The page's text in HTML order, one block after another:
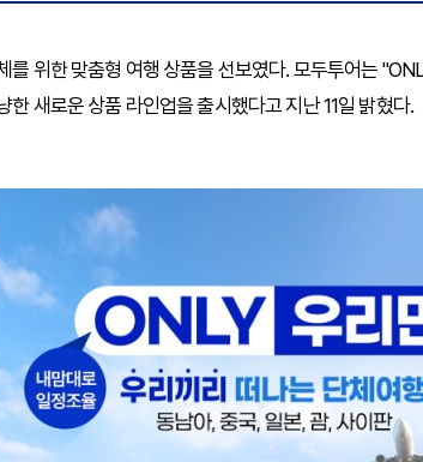
를 위한 맞춤형 여행 상품을 선보였다. 모두투어는
한 새로운 상품 라인업을 출시했다고 지난 11일 밝혔다.